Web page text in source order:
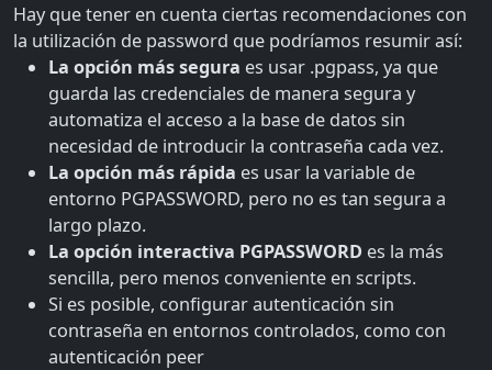
Hay que tener en cuenta ciertas recomendaciones con
la utilización de password que podríamos resumir así:
La opción más segura es usar .pgpass, ya que
guarda las credenciales de manera segura y
automatiza el acceso a la base de datos sin
necesidad de introducir la contraseña cada vez.
La opción más rápida es usar la variable de
entorno PGPASSWORD, pero no es tan segura a
largo plazo.
La opción interactiva PGPASSWORD es la más
sencilla, pero menos conveniente en scripts.
Si es posible, configurar autenticación sin
contraseña en entornos controlados, como con
autenticación peer